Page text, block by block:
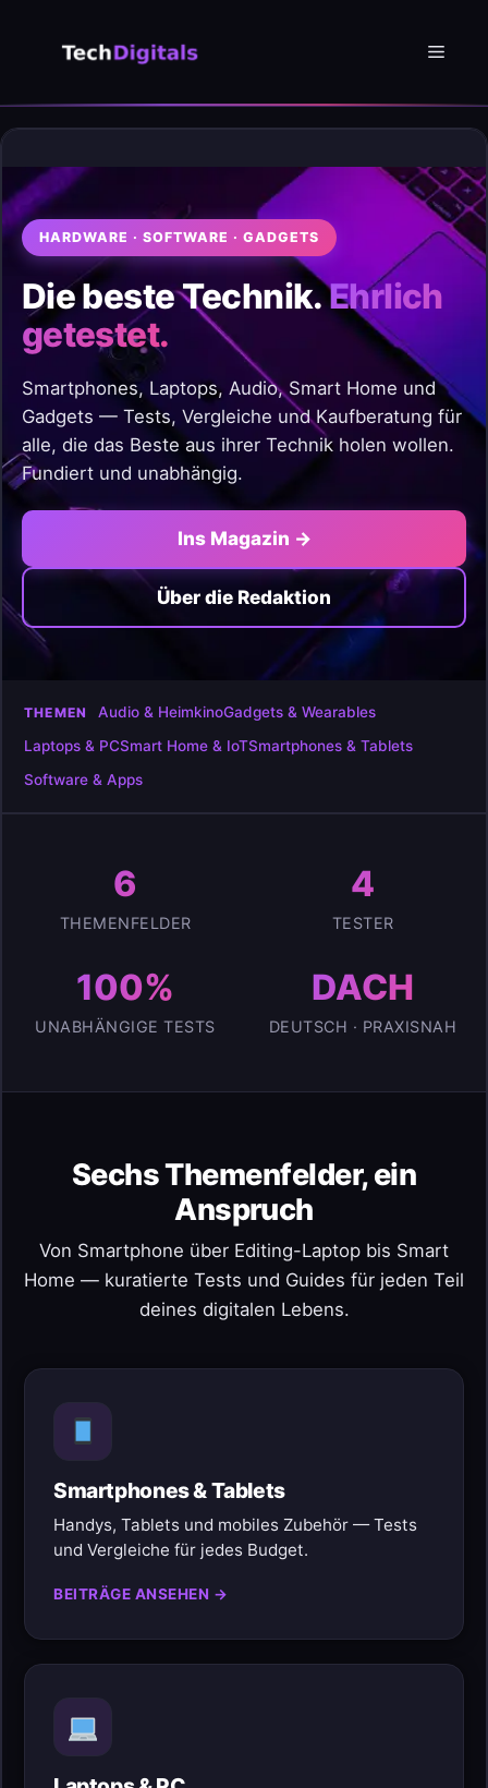
Menü
HARDWARE · SOFTWARE · GADGETS
Die beste Technik.Ehrlich
getestet.
Smartphones, Laptops, Audio, Smart Home und
Gadgets — Tests, Vergleiche und Kaufberatung für
alle, die das Beste aus ihrer Technik holen wollen.
Fundiert und unabhängig.
Ins Magazin →
Über die Redaktion
THEMEN Audio & HeimkinoGadgets & Wearables
Laptops & PCSmart Home & IoTSmartphones & Tablets
Software & Apps
6
THEMENFELDER
4
TESTER
100%
UNABHÄNGIGE TESTS
DACH
DEUTSCH · PRAXISNAH
Sechs Themenfelder, ein
Anspruch
Von Smartphone über Editing-Laptop bis Smart
Home — kuratierte Tests und Guides für jeden Teil
deines digitalen Lebens.
Smartphones & Tablets
Handys, Tablets und mobiles Zubehör — Tests
und Vergleiche für jedes Budget.
BEITRÄGE ANSEHEN →